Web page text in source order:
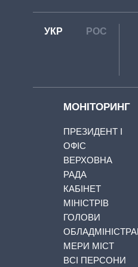
УКР РОС
МОНІТОРИНГ
ПРЕЗИДЕНТ І
ОФІС
ВЕРХОВНА
РАДА
КАБІНЕТ
МІНІСТРІВ
ГОЛОВИ
МЕРИ МІСТ
ВСІ ПЕРСОНИ